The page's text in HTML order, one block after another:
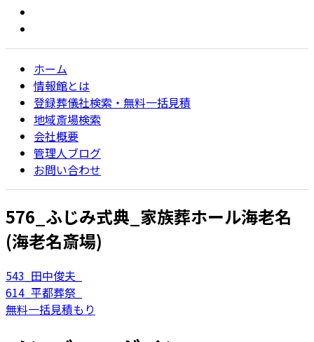
ホーム
情報館とは
登録葬儀社検索・無料一括見積
地域斎場検索
会社概要
管理人ブログ
お問い合わせ
576_ふじみ式典_家族葬ホール海老名
(海老名斎場)
543_田中俊夫_
614_平都葬祭_
無料一括見積もり